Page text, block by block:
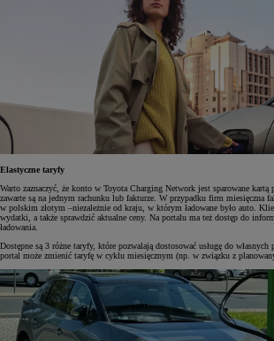
Elastyczne taryfy
Warto zaznaczyć, że konto w Toyota Charging Network jest sparowane kartą
zawarte są na jednym rachunku lub fakturze. W przypadku firm miesięczna
w polskim złotym –niezależnie od kraju, w którym ładowane było auto.
wydatki, a także sprawdzić aktualne ceny. Na portalu ma też dostęp do
ładowania.
Dostępne są 3 różne taryfy, które pozwalają dostosować usługę do
portal może zmienić taryfę w cyklu miesięcznym (np. w związku z